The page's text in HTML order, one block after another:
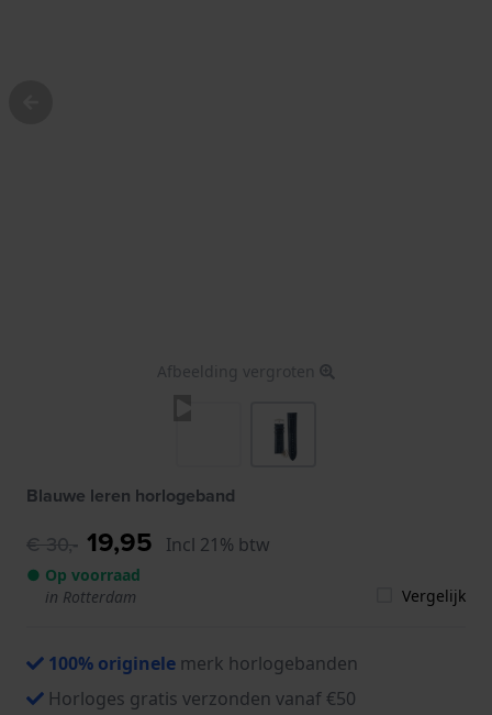
Afbeelding vergroten
Blauwe leren horlogeband
€ 30,- 19,95 Incl 21% btw
● Op voorraad
in Rotterdam
Vergelijk
100% originele merk horlogebanden
Horloges gratis verzonden vanaf €50